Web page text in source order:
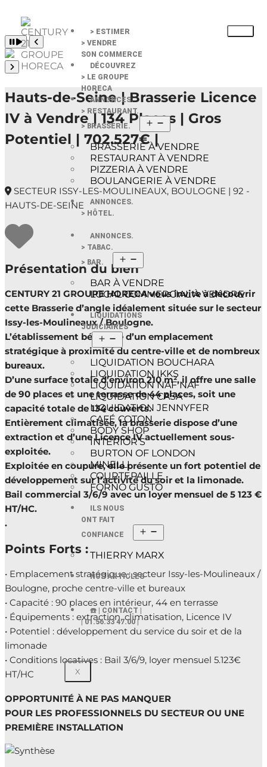
> ESTIMER
> VENDRE
SON COMMERCE
DÉCOUVREZ
> LE GROUPE
HORECA
ANNONCES.
> RESTAURANT.
> BRASSERIE.
BRASSERIE À VENDRE
RESTAURANT À VENDRE
PIZZERIA À VENDRE
BOULANGERIE À VENDRE
ANNONCES.
> HÔTEL.
ANNONCES.
> TABAC.
> BAR.
BAR À VENDRE
LOCAL COMMERCIAL À VENDRE
LIQUIDATIONS
JUDICIAIRES
LIQUIDATION BOUCHARA
LIQUIDATION IKKS
LIQUIDATION NAF NAF
LIQUIDATION CASA
LIQUIDATION JENNYFER
CAFÉ COTON
BODY SHOP
INTERIOR’S
BURTON OF LONDON
MINELLI
COURTEPAILLE
FORNO GUSTO
ILS NOUS
ONT FAIT
CONFIANCE
THIERRY MARX
NOS ARTICLES
☎️ | CONTACT |
| 01.56.33 47.00 |
X
Pause slide rotation
Resume slide rotation
Previous slide
Next slide
Hauts-de-Seine | Brasserie Licence
IV à Vendre | 134 Places | Gros
Potentiel | 702.527€ |
SECTEUR ISSY-LES-MOULINEAUX, BOULOGNE | 92 -
HAUTS-DE-SEINE
Présentation du bien
CENTURY 21 GROUPE HORECA vous invite à découvrir
cette Brasserie d’angle idéalement située sur le secteur
Issy-les-Moulineaux / Boulogne.
L’établissement bénéficie d’un emplacement
stratégique à proximité du centre-ville et de nombreux
bureaux.
D’une surface totale d’environ 210 m², il offre une salle
de 90 places et une terrasse de 44 places, soit une
capacité totale de 134 couverts.
Entièrement climatisée, la brasserie dispose d’une
extraction et d’une Licence IV actuellement sous-
exploitée.
Exploitée en coupure, elle présente un fort potentiel de
développement sur l’activité du soir et la limonade.
Bail commercial 3/6/9 avec un loyer mensuel de 5 123 €
HT/HC.
.
Points Forts :
• Emplacement stratégique : secteur Issy-les-Moulineaux /
Boulogne, proche centre-ville et bureaux
• Capacité : 90 places en intérieur, 44 en terrasse
• Équipements : extraction, climatisation, Licence IV
• Potentiel : développement du service du soir et de la
limonade
• Conditions locatives : Bail 3/6/9, loyer mensuel 5.123€
HT/HC
OPPORTUNITÉ À NE PAS MANQUER
POUR LES PROFESSIONNELS DU SECTEUR OU UNE
PREMIÈRE INSTALLATION